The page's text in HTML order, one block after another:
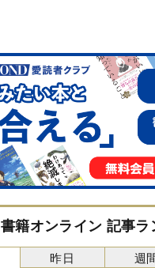
書籍オンライン 記事ラ
昨日 週